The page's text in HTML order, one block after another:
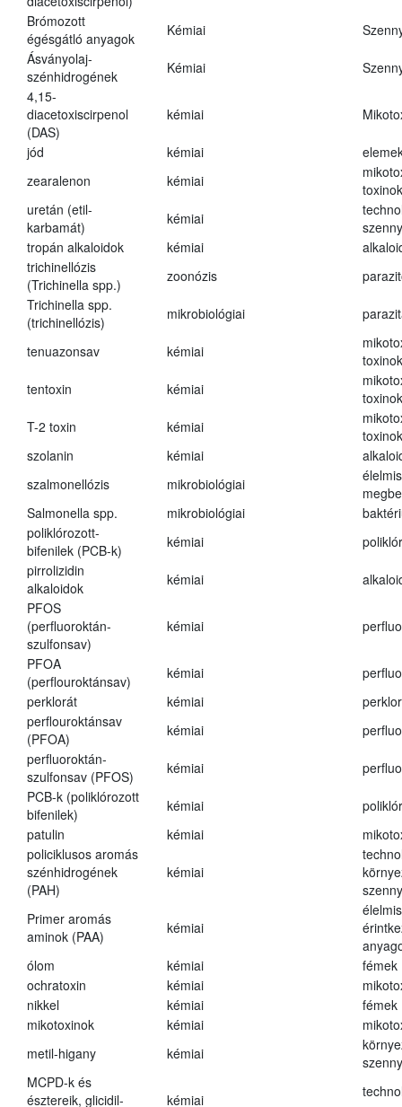
Brómozott
égésgátló anyagok
Kémiai
Ásványolaj-
szénhidrogének
Kémiai
4,15-
diacetoxiscirpenol
(DAS)
kémiai
jód kémiai
zearalenon
kémiai
toxinok
uretán (etil-
karbamát)
kémiai
tropán alkaloidok
kémiai
trichinellózis
(Trichinella spp.)
zoonózis
Trichinella spp.
(trichinellózis)
mikrobiológiai
tenuazonsav kémiai
toxinok
tentoxin
kémiai
toxinok
T-2 toxin
kémiai
toxinok
szolanin
kémiai
szalmonellózis
mikrobiológiai
Salmonella spp.
mikrobiológiai
poliklórozott-
bifenilek (PCB-k)
kémiai
pirrolizidin
alkaloidok
kémiai
PFOS
(perfluoroktán-
szulfonsav)
kémiai
PFOA
(perflouroktánsav)
kémiai
perklorát
kémiai
perflouroktánsav
(PFOA)
kémiai
perfluoroktán-
szulfonsav (PFOS)
kémiai
PCB-k (poliklórozott
bifenilek)
kémiai
patulin
kémiai
policiklusos aromás
szénhidrogének
(PAH)
kémiai
Primer aromás
aminok (PAA)
kémiai
ólom
kémiai
fémek
ochratoxin
kémiai
nikkel
kémiai
fémek
mikotoxinok
kémiai
metil-higany
kémiai
MCPD-k és
észtereik, glicidil-
kémiai